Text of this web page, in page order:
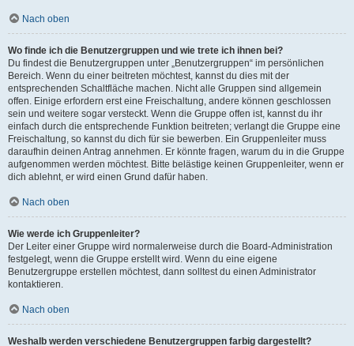
Nach oben
Wo finde ich die Benutzergruppen und wie trete ich ihnen bei?
Du findest die Benutzergruppen unter „Benutzergruppen“ im persönlichen
Bereich. Wenn du einer beitreten möchtest, kannst du dies mit der
entsprechenden Schaltfläche machen. Nicht alle Gruppen sind allgemein
offen. Einige erfordern erst eine Freischaltung, andere können geschlossen
sein und weitere sogar versteckt. Wenn die Gruppe offen ist, kannst du ihr
einfach durch die entsprechende Funktion beitreten; verlangt die Gruppe eine
Freischaltung, so kannst du dich für sie bewerben. Ein Gruppenleiter muss
daraufhin deinen Antrag annehmen. Er könnte fragen, warum du in die Gruppe
aufgenommen werden möchtest. Bitte belästige keinen Gruppenleiter, wenn er
dich ablehnt, er wird einen Grund dafür haben.
Nach oben
Wie werde ich Gruppenleiter?
Der Leiter einer Gruppe wird normalerweise durch die Board-Administration
festgelegt, wenn die Gruppe erstellt wird. Wenn du eine eigene
Benutzergruppe erstellen möchtest, dann solltest du einen Administrator
kontaktieren.
Nach oben
Weshalb werden verschiedene Benutzergruppen farbig dargestellt?